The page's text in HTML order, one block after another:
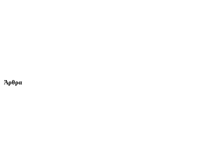
Άρθρα